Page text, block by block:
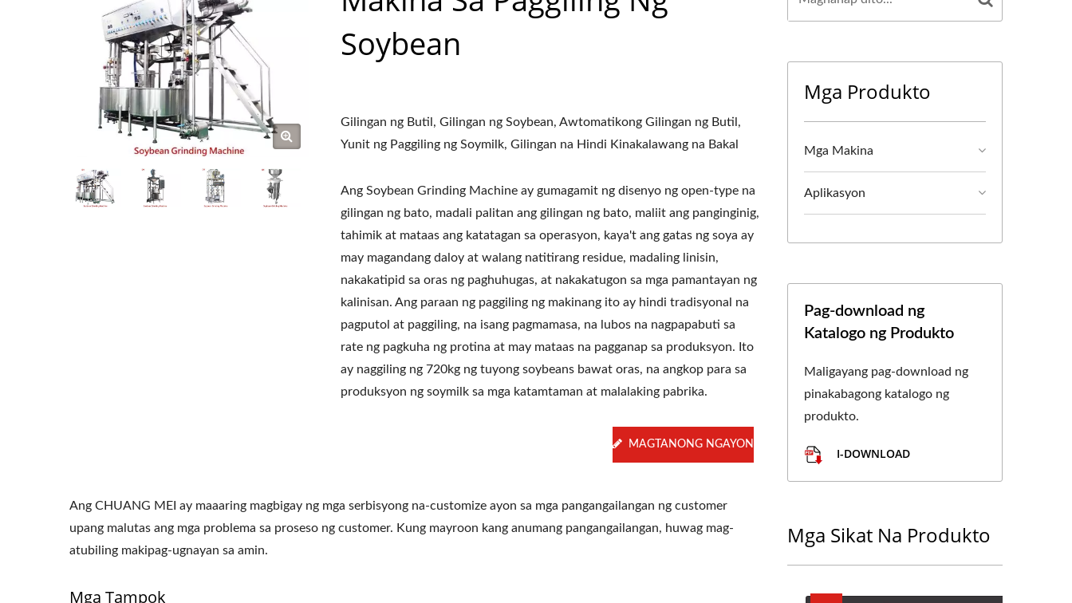
Soybean
Gilingan ng Butil, Gilingan ng Soybean, Awtomatikong Gilingan ng Butil,
Yunit ng Paggiling ng Soymilk, Gilingan na Hindi Kinakalawang na Bakal
Ang Soybean Grinding Machine ay gumagamit ng disenyo ng open-type na
gilingan ng bato, madali palitan ang gilingan ng bato, maliit ang panginginig,
tahimik at mataas ang katatagan sa operasyon, kaya't ang gatas ng soya ay
may magandang daloy at walang natitirang residue, madaling linisin,
nakakatipid sa oras ng paghuhugas, at nakakatugon sa mga pamantayan ng
kalinisan. Ang paraan ng paggiling ng makinang ito ay hindi tradisyonal na
pagputol at paggiling, na isang pagmamasa, na lubos na nagpapabuti sa
rate ng pagkuha ng protina at may mataas na pagganap sa produksyon. Ito
ay naggiling ng 720kg ng tuyong soybeans bawat oras, na angkop para sa
produksyon ng soymilk sa mga katamtaman at malalaking pabrika.
MAGTANONG NGAYON
Ang CHUANG MEI ay maaaring magbigay ng mga serbisyong na-customize ayon sa mga pangangailangan ng customer
upang malutas ang mga problema sa proseso ng customer. Kung mayroon kang anumang pangangailangan, huwag mag-
atubiling makipag-ugnayan sa amin.
Mga Tampok
Mga Produkto
Mga Makina
Aplikasyon
Pag-download ng
Katalogo ng Produkto
Maligayang pag-download ng
pinakabagong katalogo ng
produkto.
I-DOWNLOAD
Mga Sikat Na Produkto